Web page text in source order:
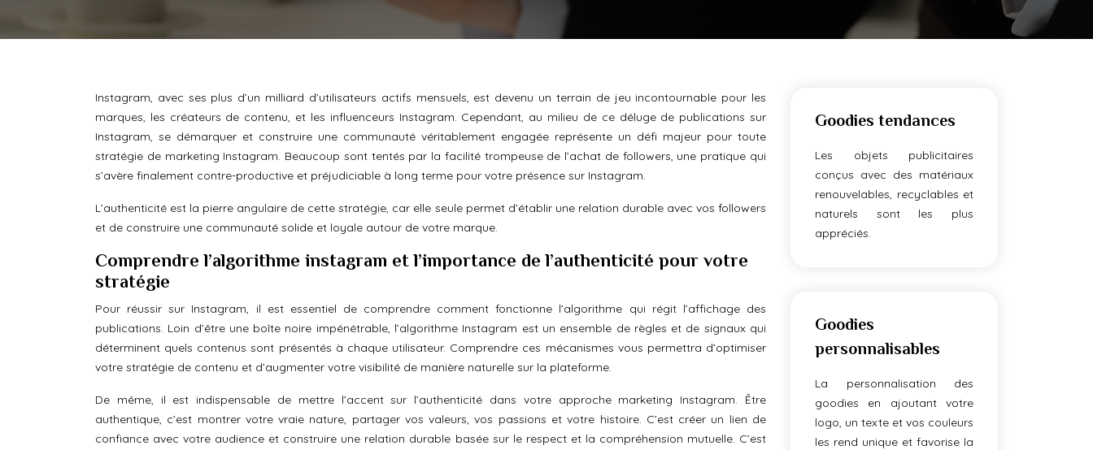
Instagram, avec ses plus d’un milliard d’utilisateurs actifs mensuels, est devenu un terrain de jeu incontournable pour les
marques, les créateurs de contenu, et les influenceurs Instagram. Cependant, au milieu de ce déluge de publications sur
Instagram, se démarquer et construire une communauté véritablement engagée représente un défi majeur pour toute
stratégie de marketing Instagram. Beaucoup sont tentés par la facilité trompeuse de l’achat de followers, une pratique qui
s’avère finalement contre-productive et préjudiciable à long terme pour votre présence sur Instagram.
L’authenticité est la pierre angulaire de cette stratégie, car elle seule permet d’établir une relation durable avec vos followers
et de construire une communauté solide et loyale autour de votre marque.
Comprendre l’algorithme instagram et l’importance de l’authenticité pour votre
stratégie
Pour réussir sur Instagram, il est essentiel de comprendre comment fonctionne l’algorithme qui régit l’affichage des
publications. Loin d’être une boîte noire impénétrable, l’algorithme Instagram est un ensemble de règles et de signaux qui
déterminent quels contenus sont présentés à chaque utilisateur. Comprendre ces mécanismes vous permettra d’optimiser
votre stratégie de contenu et d’augmenter votre visibilité de manière naturelle sur la plateforme.
De même, il est indispensable de mettre l’accent sur l’authenticité dans votre approche marketing Instagram. Être
authentique, c’est montrer votre vraie nature, partager vos valeurs, vos passions et votre histoire. C’est créer un lien de
confiance avec votre audience et construire une relation durable basée sur le respect et la compréhension mutuelle. C’est
Goodies tendances
Les objets publicitaires
conçus avec des matériaux
renouvelables, recyclables et
naturels sont les plus
appréciés.
Goodies
personnalisables
La personnalisation des
goodies en ajoutant votre
logo, un texte et vos couleurs
les rend unique et favorise la